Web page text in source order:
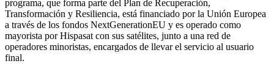
programa, que forma parte del Plan de Recuperación,
Transformación y Resiliencia, está financiado por la Unión Europea
a través de los fondos NextGenerationEU y es operado como
mayorista por Hispasat con sus satélites, junto a una red de
operadores minoristas, encargados de llevar el servicio al usuario
final.